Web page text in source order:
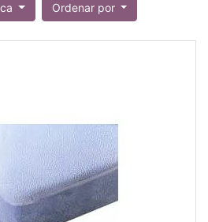
Ordenar por